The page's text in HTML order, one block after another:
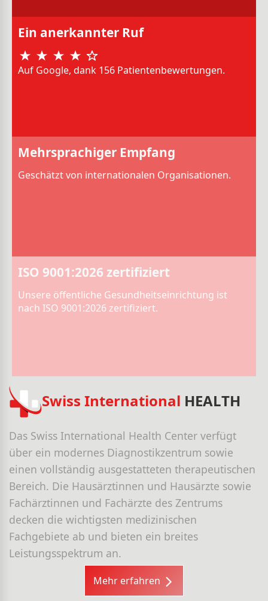
Ein anerkannter Ruf
Auf Google, dank 156 Patientenbewertungen.
Mehrsprachiger Empfang
Geschätzt von internationalen Organisationen.
ISO 9001:2026 zertifiziert
Unsere öffentliche Gesundheitseinrichtung ist
nach ISO 9001:2026 zertifiziert.
Swiss International HEALTH
Das Swiss International Health Center verfügt
über ein modernes Diagnostikzentrum sowie
einen vollständig ausgestatteten therapeutischen
Bereich. Die Hausärztinnen und Hausärzte sowie
Fachärztinnen und Fachärzte des Zentrums
decken die wichtigsten medizinischen
Fachgebiete ab und bieten ein breites
Leistungsspektrum an.
Mehr erfahren